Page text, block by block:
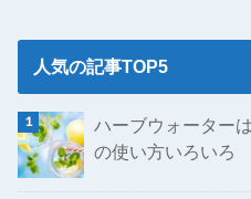
人気の記事TOP5
ハーブウォーター
の使い方いろいろ